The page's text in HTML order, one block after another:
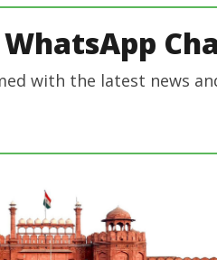
with the latest news